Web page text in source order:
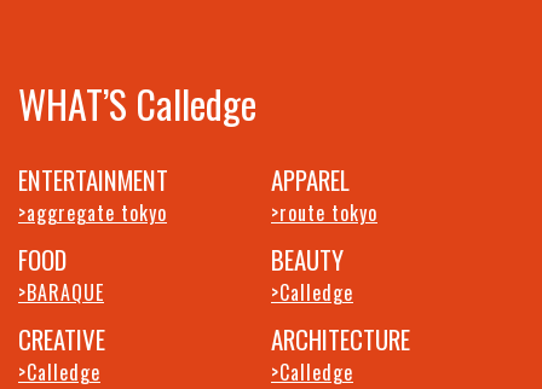
WHAT’S Calledge
ENTERTAINMENT
aggregate tokyo
APPAREL
route tokyo
FOOD
BARAQUE
BEAUTY
Calledge
CREATIVE
Calledge
ARCHITECTURE
Calledge